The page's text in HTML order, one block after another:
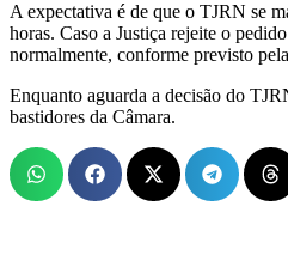
A expectativa é de que o TJRN se
horas. Caso a Justiça rejeite o
normalmente, conforme previsto
Enquanto aguarda a decisão do
bastidores da Câmara.